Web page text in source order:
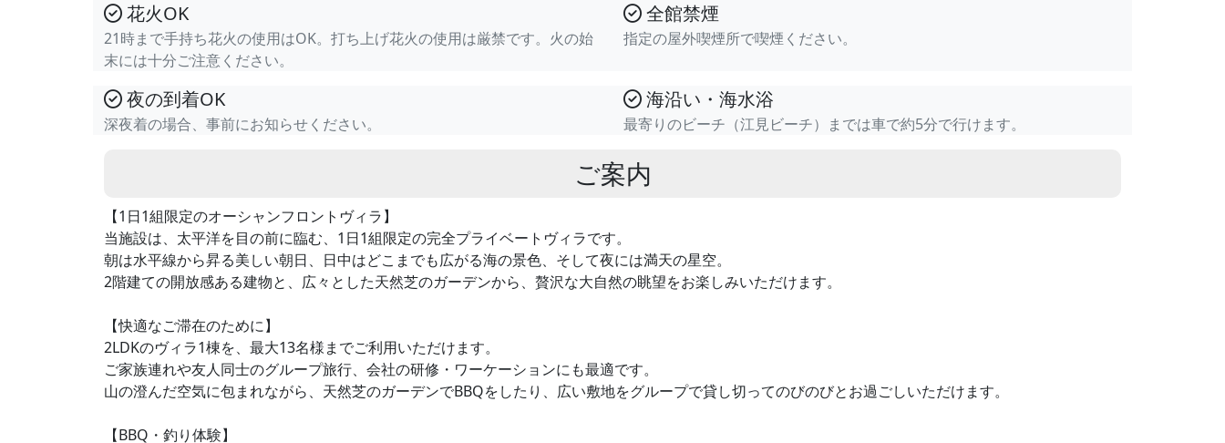
花火OK
21時まで手持ち花火の使用はOK。打ち上げ花火の使用は厳禁です。火の始
末には十分ご注意ください。
全館禁煙
指定の屋外喫煙所で喫煙ください。
夜の到着OK
深夜着の場合、事前にお知らせください。
海沿い・海水浴
最寄りのビーチ（江見ビーチ）までは車で約5分で行けます。
ご案内
【1日1組限定のオーシャンフロントヴィラ】
当施設は、太平洋を目の前に臨む、1日1組限定の完全プライベートヴィラです。
朝は水平線から昇る美しい朝日、日中はどこまでも広がる海の景色、そして夜には満天の星空。
2階建ての開放感ある建物と、広々とした天然芝のガーデンから、贅沢な大自然の眺望をお楽しみいただけます。
【快適なご滞在のために】
2LDKのヴィラ1棟を、最大13名様までご利用いただけます。
ご家族連れや友人同士のグループ旅行、会社の研修・ワーケーションにも最適です。
山の澄んだ空気に包まれながら、天然芝のガーデンでBBQをしたり、広い敷地をグループで貸し切ってのびのびとお過ごしいただけます。
【BBQ・釣り体験】